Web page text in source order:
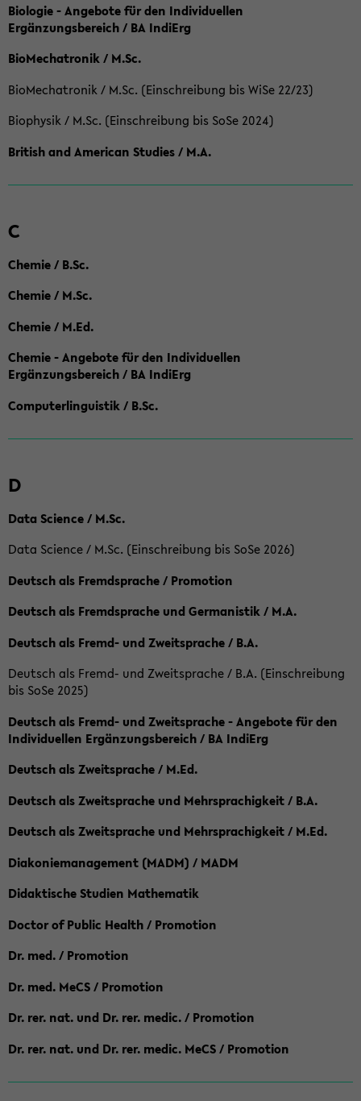
Biologie - Angebote für den Individuellen
Ergänzungsbereich / BA IndiErg
BioMechatronik / M.Sc.
BioMechatronik / M.Sc. (Einschreibung bis WiSe 22/23)
Biophysik / M.Sc. (Einschreibung bis SoSe 2024)
British and American Studies / M.A.
C
Chemie / B.Sc.
Chemie / M.Sc.
Chemie / M.Ed.
Chemie - Angebote für den Individuellen
Ergänzungsbereich / BA IndiErg
Computerlinguistik / B.Sc.
D
Data Science / M.Sc.
Data Science / M.Sc. (Einschreibung bis SoSe 2026)
Deutsch als Fremdsprache / Promotion
Deutsch als Fremdsprache und Germanistik / M.A.
Deutsch als Fremd- und Zweitsprache / B.A.
Deutsch als Fremd- und Zweitsprache / B.A. (Einschreibung
bis SoSe 2025)
Deutsch als Fremd- und Zweitsprache - Angebote für den
Individuellen Ergänzungsbereich / BA IndiErg
Deutsch als Zweitsprache / M.Ed.
Deutsch als Zweitsprache und Mehrsprachigkeit / B.A.
Deutsch als Zweitsprache und Mehrsprachigkeit / M.Ed.
Diakoniemanagement (MADM) / MADM
Didaktische Studien Mathematik
Doctor of Public Health / Promotion
Dr. med. / Promotion
Dr. med. MeCS / Promotion
Dr. rer. nat. und Dr. rer. medic. / Promotion
Dr. rer. nat. und Dr. rer. medic. MeCS / Promotion